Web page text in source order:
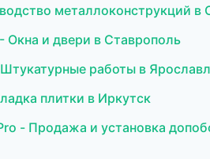
металлоконструкций в
и двери в Ставрополь
работы в
плитки в Иркутск
- Продажа и установка